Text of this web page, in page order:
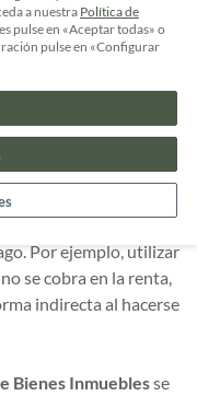
si el piso o la casa se
el IBI debería
realidad quien la use.
la
los contratos
de las partes y
arrendatario quien se
reciba una
Por ejemplo, utilizar
se cobra en la renta,
indirecta al hacerse
Bienes Inmueblesse
a nuestra Política de
pulse en «Aceptar todas» o
pulse en «Configurar